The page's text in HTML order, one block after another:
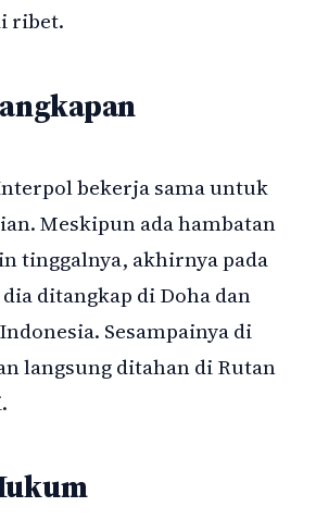
ribet.
bekerja sama untuk
Meskipun ada hambatan
tinggalnya, akhirnya pada
ditangkap di Doha dan
Sesampainya di
langsung ditahan di Rutan